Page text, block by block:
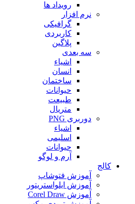
رویداد ها
نرم افزار
گرافیکی
کاربردی
پلاگین
سه بعدی
اشیاء
انسان
ساختمان
حیوانات
طبیعت
متریال
دوربری PNG
اشیاء
اسلیمی
حیوانات
آرم و لوگو
کالج
آموزش فتوشاپ
آموزش ایلواستریتور
آموزش Corel Draw